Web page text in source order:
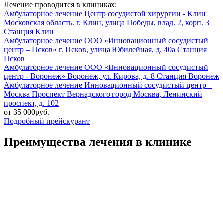
Лечение проводится в клиниках:
Амбулаторное лечение Центр сосудистой хирургии - Клин
Московская область. г. Клин, улица Победы, влад. 2, корп. 3
Станция Клин
Амбулаторное лечение ООО «Инновационный сосудистый
центр – Псков» г. Псков, улица Юбилейная, д. 40а Станция
Псков
Амбулаторное лечение ООО «Инновационный сосудистый
центр - Воронеж» Воронеж, ул. Кирова, д. 8 Станция Воронеж
Амбулаторное лечение Инновационный сосудистый центр –
Москва Проспект Вернадского город Москва, Ленинский
проспект, д. 102
от 35 000руб.
Подробный прейскурант
Преимущества лечения в клинике